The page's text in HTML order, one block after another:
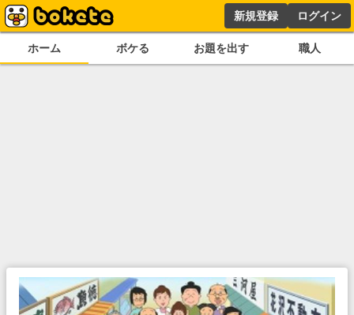
新規登録 ログイン
ホーム ボケる お題を出す 職人